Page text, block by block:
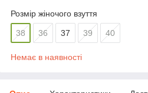
Розмір жіночого взуття
38 36 37 39 40
Немає в наявності